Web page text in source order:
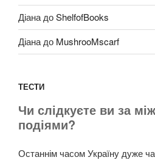
ДіанадоShelfofBooks
Діанадо MushrooMscarf
ТЕСТИ
Чи слідкуєте ви за
подіями?
Останнім часом Україну дуже